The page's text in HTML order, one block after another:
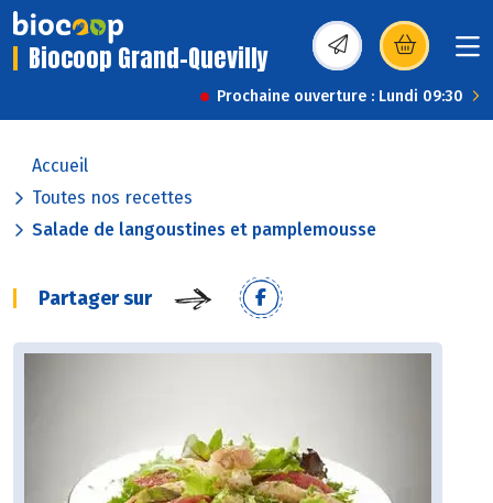
Biocoop Grand-Quevilly (s’ouvre dans une
Prochaine ouverture : Lundi 09:30
Accueil
Toutes nos recettes
Salade de langoustines et pamplemousse
Partager sur